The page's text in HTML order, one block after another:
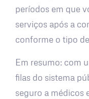
períodos em que
serviços após a
conforme o tipo
Em resumo: com
filas do sistema
seguro a médicos